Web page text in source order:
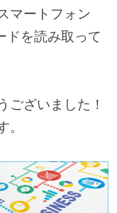
マートフォン
ドを読み取って
ございました！
。